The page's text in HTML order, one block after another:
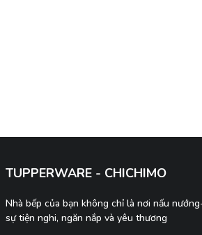
TUPPERWARE - CHICHIMO
Nhà bếp của bạn không chỉ là nơi nấu
sự tiện nghi, ngăn nắp và yêu thương